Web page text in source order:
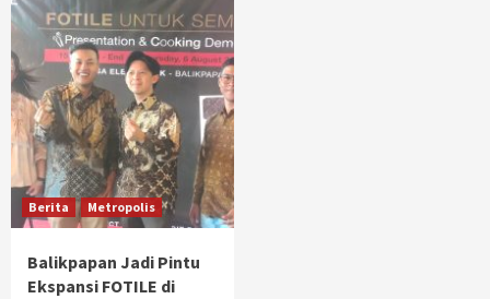
Berita Metropolis
Balikpapan Jadi Pintu
Ekspansi FOTILE di